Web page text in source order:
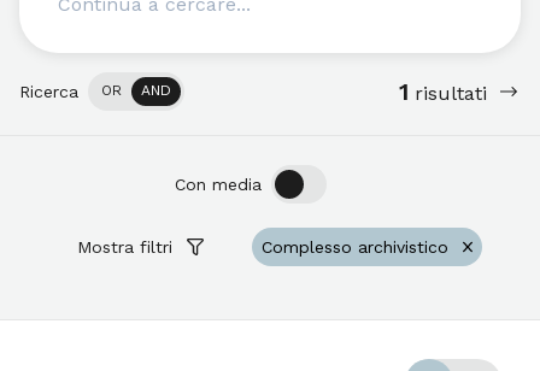
Cerca
Ricerca OR AND 1 risultati
Mostra filtri Complesso archivistico
Con media OFF